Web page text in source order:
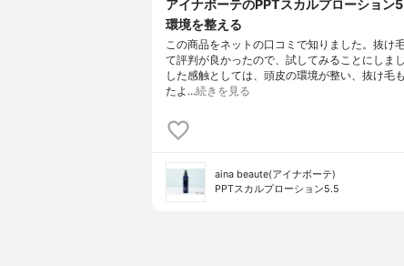
アイナボーテのPPTスカルプローション
環境を整える
この商品をネットの口コミで知りました。抜け
て評判が良かったので、試してみることにしま
した感触としては、頭皮の環境が整い、抜け毛
たよ…続きを見る
aina beaute(アイナボーテ)
PPTスカルプローション5.5